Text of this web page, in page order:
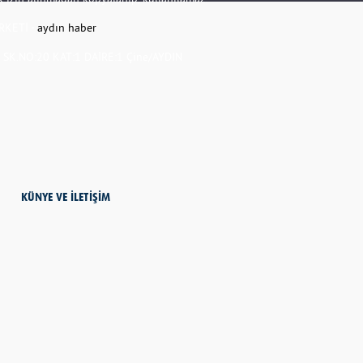
aydın haber
KÜNYE VE İLETİŞİM